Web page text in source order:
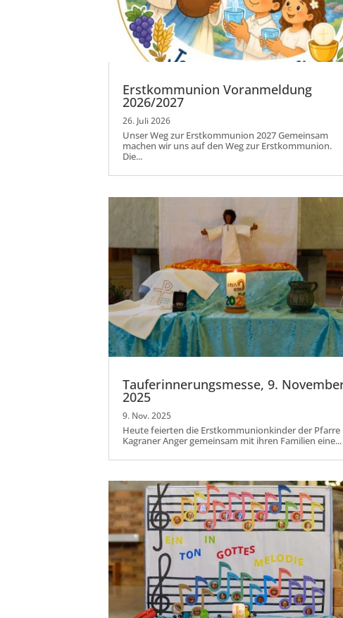
Erstkommunion Voranmeldung
2026/2027
26. Juli 2026
Unser Weg zur Erstkommunion 2027 Gemeinsam
machen wir uns auf den Weg zur Erstkommunion.
Die...
Tauferinnerungsmesse, 9.
2025
9. Nov. 2025
Heute feierten die Erstkommunionkinder der Pfarre
Kagraner Anger gemeinsam mit ihren Familien eine...